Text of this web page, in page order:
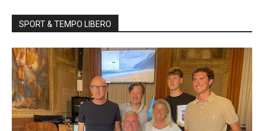
SPORT & TEMPO LIBERO